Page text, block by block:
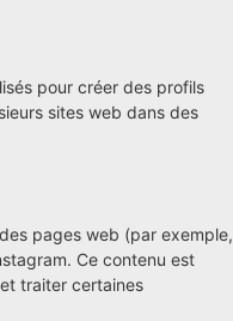
pour créer des profils
sites web dans des
pages web (par exemple,
Ce contenu est
traiter certaines